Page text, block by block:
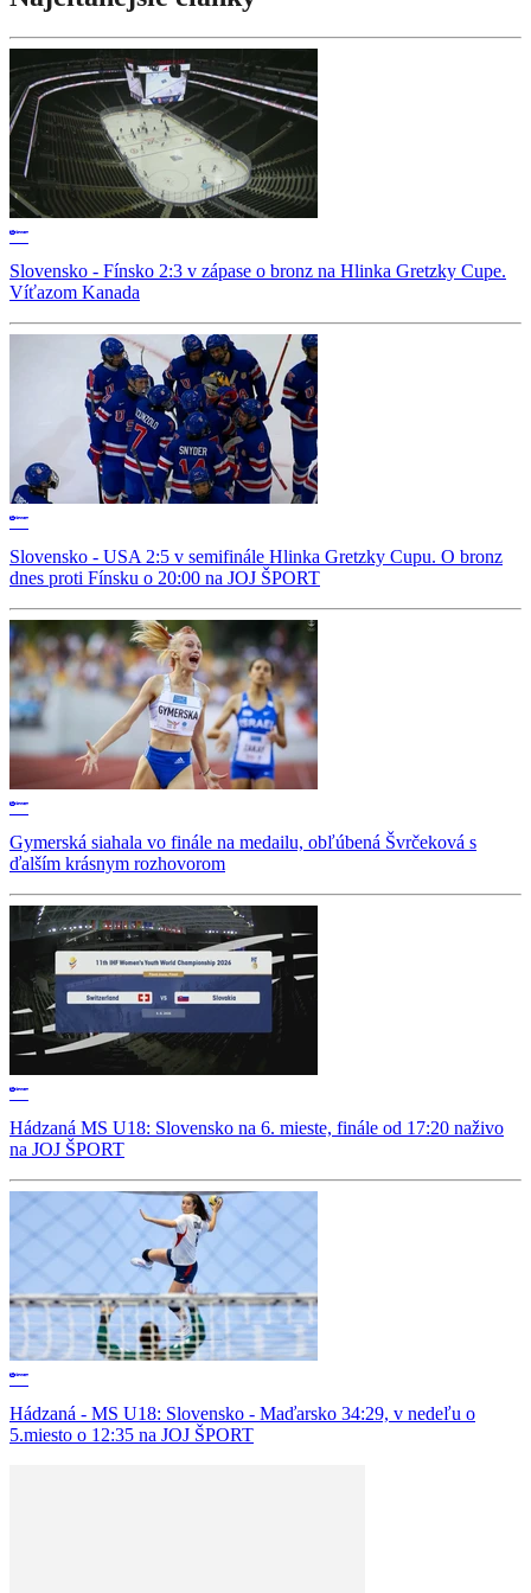
Slovensko - Fínsko 2:3 v zápase o bronz na Hlinka Gretzky Cupe.
Víťazom Kanada
Slovensko - USA 2:5 v semifinále Hlinka Gretzky Cupu. O bronz
dnes proti Fínsku o 20:00 na JOJ ŠPORT
Gymerská siahala vo finále na medailu, obľúbená Švrčeková s
ďalším krásnym rozhovorom
Hádzaná MS U18: Slovensko na 6. mieste, finále od 17:20 naživo
na JOJ ŠPORT
Hádzaná - MS U18: Slovensko - Maďarsko 34:29, v nedeľu o
5.miesto o 12:35 na JOJ ŠPORT